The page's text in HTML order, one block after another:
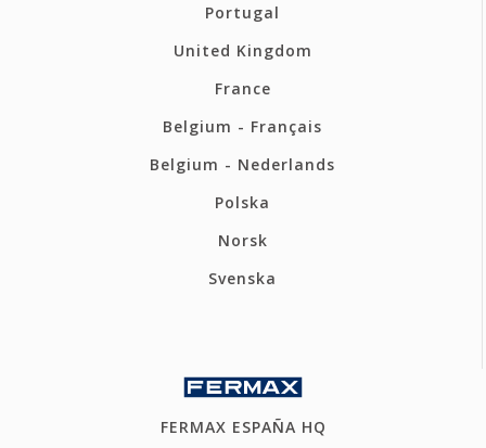
Portugal
United Kingdom
France
Belgium - Français
Belgium - Nederlands
Polska
Norsk
Svenska
FERMAX ESPAÑA HQ